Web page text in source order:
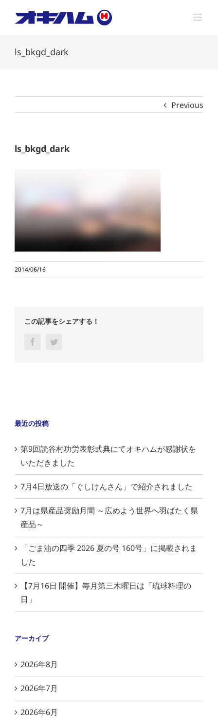
ls_bkgd_dark
Previous
ls_bkgd_dark
2014/06/16
この記事をシェアする！
Facebook
最近の投稿
第9回読谷村功労表彰式典にてオキハムが感謝状を
いただきました
7月4日放送の「ぐしけんさん」で紹介されました
7月は県産品奨励月間 ～広めよう世界へ羽ばたく県
産品～
「ごま油の四季 2026 夏の号 160号」に掲載されま
した
【7月16日 開催】毎月第三木曜日は「琉球料理の
日」
アーカイブ
2026年8月
2026年7月
2026年6月